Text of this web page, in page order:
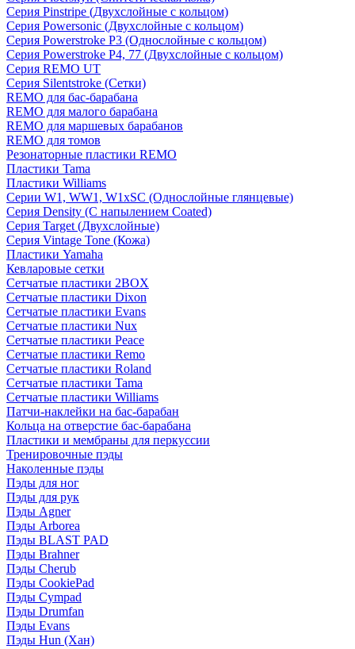
Серия Pinstripe (Двухслойные с кольцом)
Серия Powersonic (Двухслойные с кольцом)
Серия Powerstroke P3 (Однослойные с кольцом)
Серия Powerstroke P4, 77 (Двухслойные с кольцом)
Серия REMO UT
Серия Silentstroke (Сетки)
REMO для бас-барабана
REMO для малого барабана
REMO для маршевых барабанов
REMO для томов
Резонаторные пластики REMO
Пластики Tama
Пластики Williams
Серии W1, WW1, W1xSC (Однослойные глянцевые)
Серия Density (C напылением Coated)
Серия Target (Двухслойные)
Серия Vintage Tone (Кожа)
Пластики Yamaha
Кевларовые сетки
Сетчатые пластики 2BOX
Сетчатые пластики Dixon
Сетчатые пластики Evans
Сетчатые пластики Nux
Сетчатые пластики Peace
Сетчатые пластики Remo
Сетчатые пластики Roland
Сетчатые пластики Tama
Сетчатые пластики Williams
Патчи-наклейки на бас-барабан
Кольца на отверстие бас-барабана
Пластики и мембраны для перкуссии
Тренировочные пэды
Наколенные пэды
Пэды для ног
Пэды для рук
Пэды Agner
Пэды Arborea
Пэды BLAST PAD
Пэды Brahner
Пэды Cherub
Пэды CookiePad
Пэды Cympad
Пэды Drumfan
Пэды Evans
Пэды Hun (Хан)